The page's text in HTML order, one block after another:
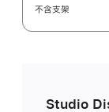
不含支架
Studio